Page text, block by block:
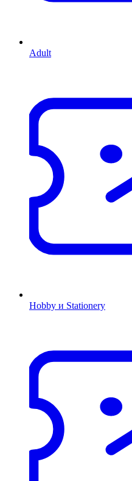
Adult
Hobby и Stationery